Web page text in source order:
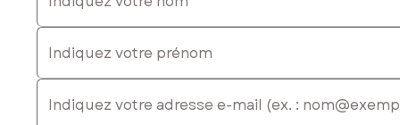
Indiquez votre prénom
E-mail